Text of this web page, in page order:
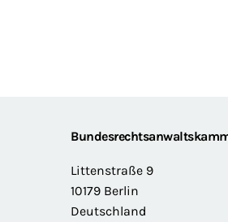
Footer
Littenstraße 9
10179 Berlin
Deutschland